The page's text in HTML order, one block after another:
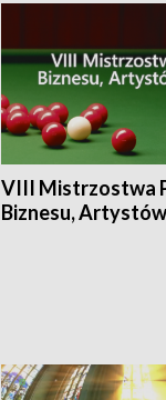
VIII Mistrzostwa
Biznesu,